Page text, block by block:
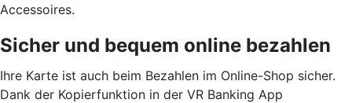
Accessoires.
Sicher und bequem online bezahlen
Ihre Karte ist auch beim Bezahlen im Online-Shop sicher.
Dank der Kopierfunktion in der VR Banking App